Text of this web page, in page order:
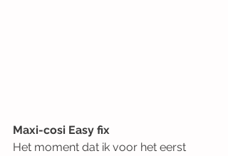
Maxi-cosi Easy fix
Het moment dat ik voor het eerst